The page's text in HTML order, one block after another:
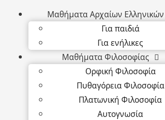
Μαθήματα Αρχαίων Ελληνικών
Για παιδιά
Για ενήλικες
Μαθήματα Φιλοσοφίας
Ορφική Φιλοσοφία
Πυθαγόρεια Φιλοσοφία
Πλατωνική Φιλοσοφία
Αυτογνωσία